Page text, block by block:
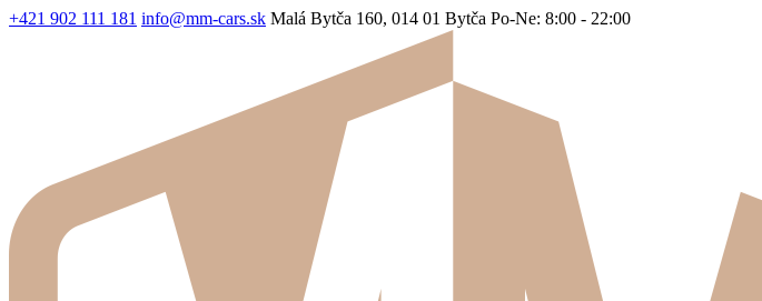
+421 902 111 181 info@mm-cars.sk Malá Bytča 160, 014 01 Bytča Po-Ne: 8:00 - 22:00